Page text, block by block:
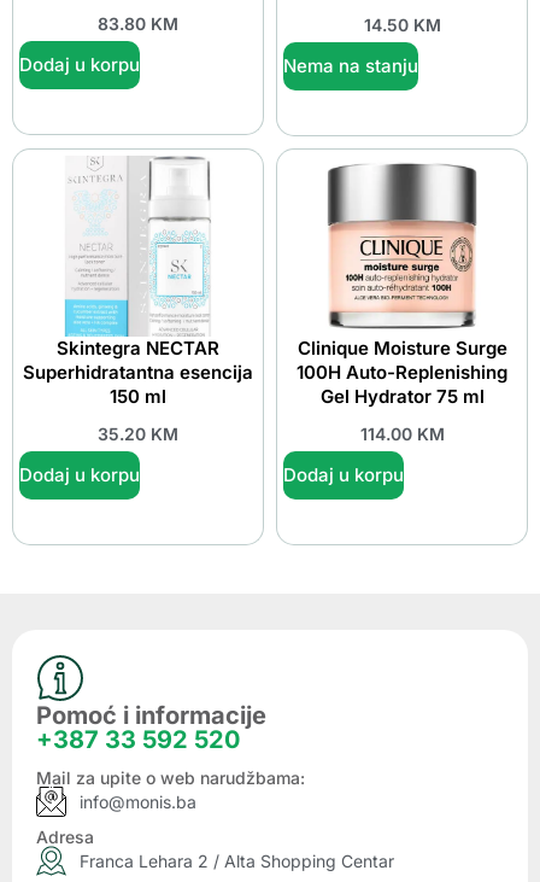
83.80 KM
Dodaj u korpu
14.50 KM
Nema na stanju
Skintegra NECTAR
Superhidratantna esencija
150 ml
35.20 KM
Dodaj u korpu
Clinique Moisture Surge
100H Auto-Replenishing
Gel Hydrator 75 ml
114.00 KM
Dodaj u korpu
Pomoć i informacije
+387 33 592 520
Mail za upite o web narudžbama:
info@monis.ba
Adresa
Franca Lehara 2 / Alta Shopping Centar